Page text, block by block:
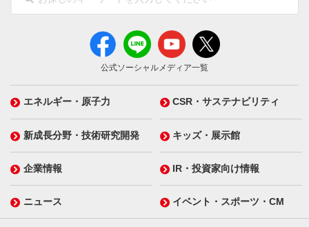
公式ソーシャルメディア一覧
エネルギー・原子力 CSR・サステナビリティ
新成長分野・技術研究開発 キッズ・展示館
企業情報 IR・投資家向け情報
ニュース イベント・スポーツ・CM